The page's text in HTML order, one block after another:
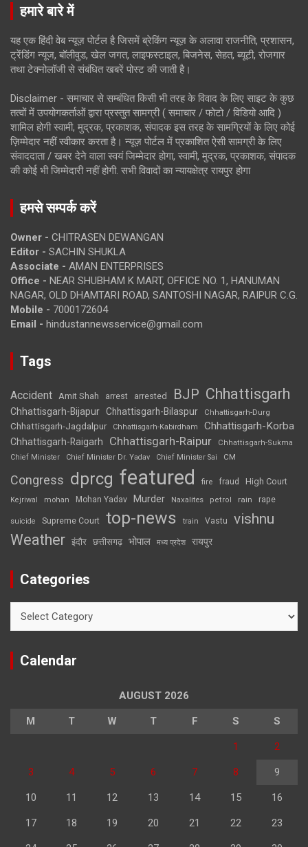
हमारे बारे में
यह एक हिंदी वेब न्यूज़ पोर्टल है जिसमें ब्रेकिंग न्यूज़ के अलावा राजनीति, प्रशासन,
ट्रेंडिंग न्यूज, बॉलीवुड, खेल जगत, लाइफस्टाइल, बिजनेस, सेहत, ब्यूटी, रोजगार
तथा टेक्नोलॉजी से संबंधित खबरें पोस्ट की जाती है।
Disclaimer - समाचार से सम्बंधित किसी भी तरह के विवाद के लिए साइट के कुछ
तत्वों में उपयोगकर्ताओं द्वारा प्रस्तुत सामग्री ( समाचार / फोटो / विडियो आदि )
शामिल होगी स्वामी, मुद्रक, प्रकाशक, संपादक इस तरह के सामग्रियों के लिए कोई
ज़िम्मेदार नहीं स्वीकार करता है। न्यूज़ पोर्टल में प्रकाशित ऐसी सामग्री के लिए
संवाददाता / खबर देने वाला स्वयं जिम्मेदार होगा, स्वामी, मुद्रक, प्रकाशक, संपादक
की कोई भी जिम्मेदारी नहीं होगी. सभी विवादों का न्यायक्षेत्र रायपुर होगा
हमसे सम्पर्क करें
Owner - CHITRASEN DEWANGAN
Editor - SACHIN SHUKLA
Associate - AMAN ENTERPRISES
Office - NEAR SHUBHAM K MART, OFFICE NO. 1, HANUMAN
NAGAR, OLD DHAMTARI ROAD, SANTOSHI NAGAR, RAIPUR C.G.
Mobile - 7000172604
Email - hindustannewsservice@gmail.com
Tags
Accident Amit Shah arrest arrested BJP Chhattisgarh
Chhattisgarh-Bijapur Chhattisgarh-Bilaspur Chhattisgarh-Durg
Chhattisgarh-Jagdalpur Chhattisgarh-Kabirdham Chhattisgarh-Korba
Chhattisgarh-Raigarh Chhattisgarh-Raipur
Chhattisgarh-Sukma
Chief Minister
Chief Minister Dr. Yadav Chief Minister Sai CM
Congress dprcg featured fire fraud High Court
Kejriwal mohan Mohan Yadav Murder Naxalites petrol rain rape
suicide Supreme Court top-news train Vastu vishnu
Weather इंदौर छत्तीसगढ़ भोपाल मध्य प्रदेश रायपुर
Categories
Calendar
AUGUST 2026
M T W T F S S
1 2
3 4 5 6 7 8 9
10 11 12 13 14 15 16
17 18 19 20 21 22 23